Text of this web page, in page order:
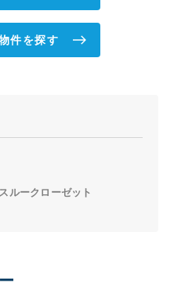
件を探す
ルークローゼット